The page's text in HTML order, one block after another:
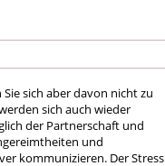
sich aber davon nicht zu
sich auch wieder
der Partnerschaft und
und
kommunizieren. Der Stress